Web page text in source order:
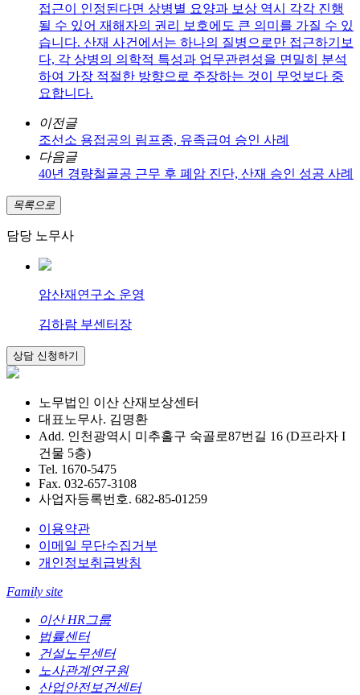
접근이 인정된다면 상병별 요양과 보상 역시 각각 진행
될 수 있어 재해자의 권리 보호에도 큰 의미를 가질 수 있
습니다. 산재 사건에서는 하나의 질병으로만 접근하기보
다, 각 상병의 의학적 특성과 업무관련성을 면밀히 분석
하여 가장 적절한 방향으로 주장하는 것이 무엇보다 중
요합니다.
이전글
조선소 용접공의 림프종, 유족급여 승인 사례
다음글
40년 경량철골공 근무 후 폐암 진단, 산재 승인 성공 사례
목록으로
담당 노무사
암산재연구소 운영
김하람 부센터장
노무법인 이산 산재보상센터
대표노무사. 김명환
Add. 인천광역시 미추홀구 숙골로87번길 16 (D프라자 I
건물 5층)
Tel. 1670-5475
Fax. 032-657-3108
사업자등록번호. 682-85-01259
이용약관
이메일 무단수집거부
개인정보취급방침
Family site
이산 HR그룹
법률센터
건설노무센터
노사관계연구원
산업안전보건센터